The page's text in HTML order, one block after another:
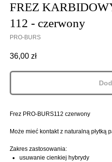
FREZ
112 - czerwony
PRO-BURS
36,00 zł
Frez PRO-BURS112 czerwony
Może mieć kontakt z naturalną płytką
Zakres zastosowania:
usuwanie cienkiej hybrydy